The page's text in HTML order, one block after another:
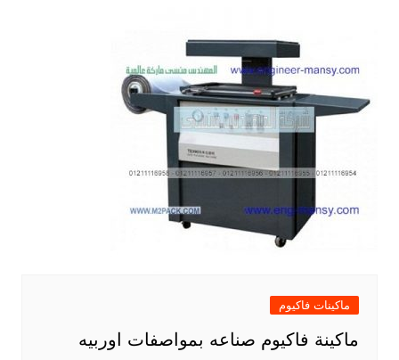
ماكينات فاكيوم
ماكينة فاكيوم صناعه بمواصفات اوربيه